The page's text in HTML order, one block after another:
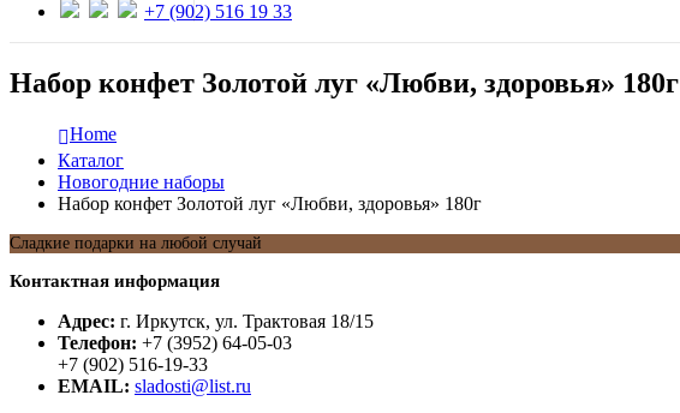
+7 (902) 516 19 33
Набор конфет Золотой луг «Любви, здоровья» 180г
Home
Каталог
Новогодние наборы
Набор конфет Золотой луг «Любви, здоровья» 180г
Сладкие подарки на любой случай
Контактная информация
Адрес: г. Иркутск, ул. Трактовая 18/15
Телефон: +7 (3952) 64-05-03
+7 (902) 516-19-33
EMAIL: sladosti@list.ru